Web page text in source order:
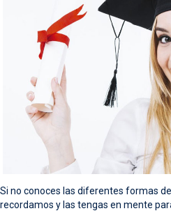
Si no conoces las diferentes formas
recordamos y las tengas en mente